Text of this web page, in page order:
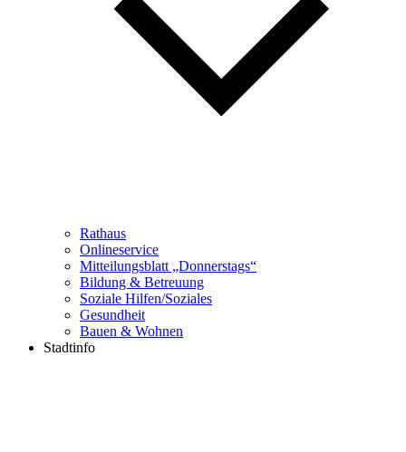
Rathaus
Onlineservice
Mitteilungsblatt „Donnerstags“
Bildung & Betreuung
Soziale Hilfen/Soziales
Gesundheit
Bauen & Wohnen
Stadtinfo